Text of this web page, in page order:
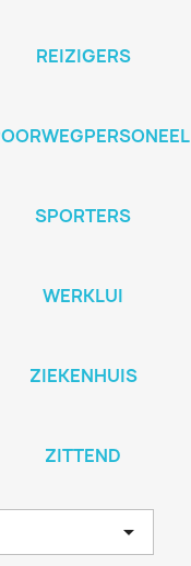
REIZIGERS
SPORTERS
WERKLUI
ZIEKENHUIS
ZITTEND
